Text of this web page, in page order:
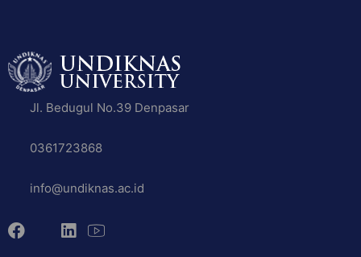
Jl. Bedugul No.39 Denpasar
0361723868
info@undiknas.ac.id